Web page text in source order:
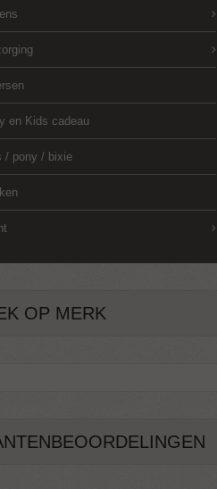
en Kids cadeau
/ pony / bixie
OP MERK